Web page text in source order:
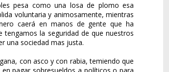
pesa como una losa de plomo esa
voluntaria y animosamente, mientras
caerá en manos de gente que ha
la seguridad de que nuestros
una sociedad mas justa.
con asco y con rabia, temiendo que